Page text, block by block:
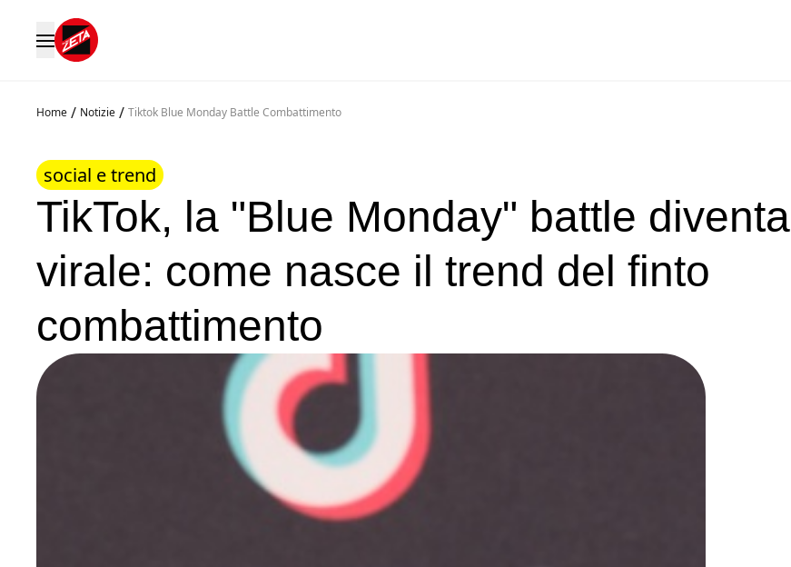
Home / Notizie / Tiktok Blue Monday Battle Combattimento
social e trend
TikTok, la "Blue Monday" battle diventa
virale: come nasce il trend del finto
combattimento